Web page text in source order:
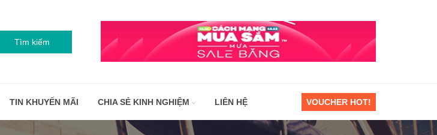
Tìm kiếm
TIN KHUYẾN MÃI CHIA SẺ KINH NGHIỆM LIÊN HỆ VOUCHER HOT!